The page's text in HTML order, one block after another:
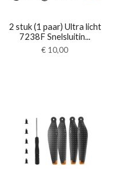
2 stuk (1 paar) Ultra licht
7238F Snelsluitin...
€ 10,00